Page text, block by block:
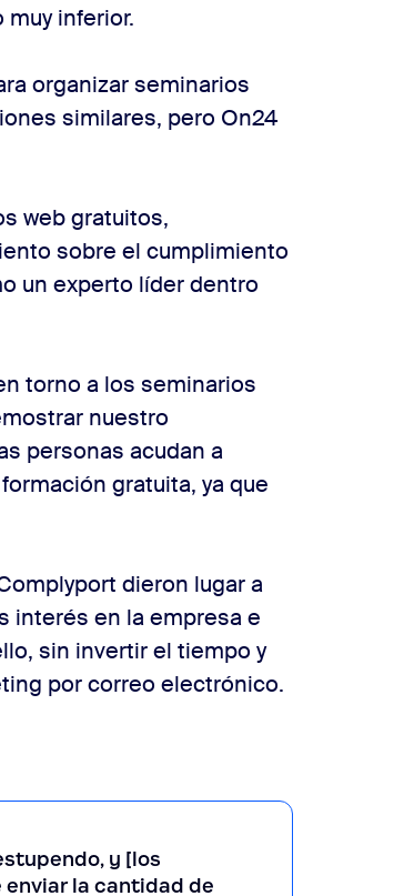
inferior.
organizar seminarios
similares, pero On24
web gratuitos,
sobre el cumplimiento
un experto líder dentro
torno a los seminarios
nuestro
personas acudan a
gratuita, ya que
dieron lugar a
interés en la empresa e
sin invertir el tiempo y
por correo electrónico.
y [los
la cantidad de